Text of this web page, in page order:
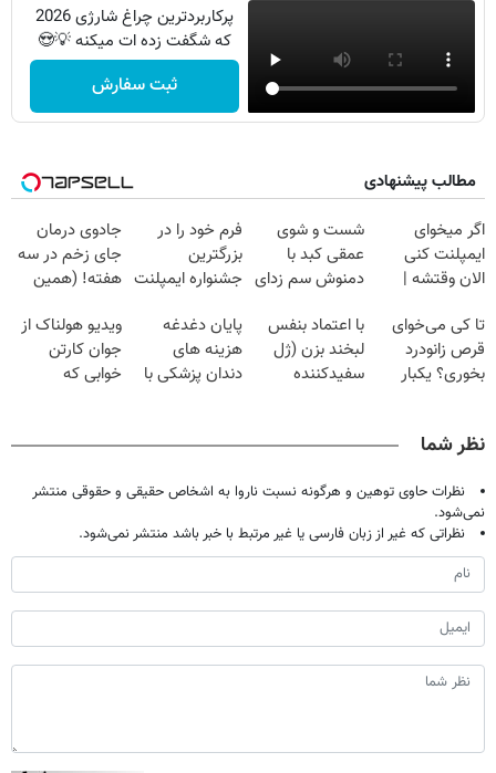
پرکاربردترین چراغ شارژی 2026
که شگفت زده ات میکنه 💡😍
ثبت سفارش
مطالب پیشنهادی
اگر میخوای
ایمپلنت کنی
الان وقتشه |
میلیون تومان!!!
شست و شوی
عمقی کبد با
دمنوش سم زدای
فرم خود را در
بزرگترین
جشنواره ایمپلنت
فقط ۲۵ میلیون
جادوی درمان
جای زخم در سه
هفته! (همین
صحبت کنید)
تا کی می‌خوای
قرص زانودرد
بخوری؟ یکبار
با اعتماد بنفس
لبخند بزن (ژل
سفیدکننده
پایان دغدغه
هزینه های
دندان پزشکی با
ویدیو هولناک از
جوان کارتن
خوابی که
نظر شما
نظرات حاوی توهین و هرگونه نسبت ناروا به اشخاص حقیقی و حقوقی منتشر
نمی‌شود.
نظراتی که غیر از زبان فارسی یا غیر مرتبط با خبر باشد منتشر نمی‌شود.